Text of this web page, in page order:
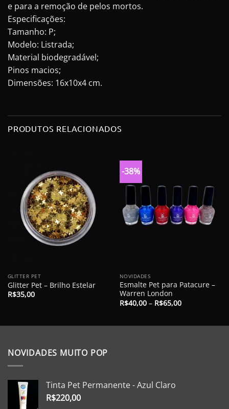
e para a remoção de pelos mortos.
Especificações:
Tamanho: P;
Modelo: Listrada;
Material biodegradável;
Pinos macios;
Dimensões: 16x10x4 cm.
PRODUTOS RELACIONADOS
GLITTER PET
Glitter Pet – Brilho Estelar
R$35,00
-38%
NOVIDADES
Esmalte Pet para Patacure –
Warren London
R$40,00– R$65,00
NOVIDADES MUITO POP
Tinta Pet Permanente - Azul Claro
R$220,00